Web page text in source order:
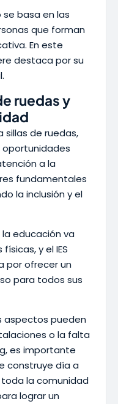
basa en las
que forman
En este
destaca por su
ruedas y
sillas de ruedas,
a la
fundamentales
la inclusión y el
educación va
y el IES
por ofrecer un
para todos sus
aspectos pueden
o la falta
es importante
construye día a
la comunidad
lograr un